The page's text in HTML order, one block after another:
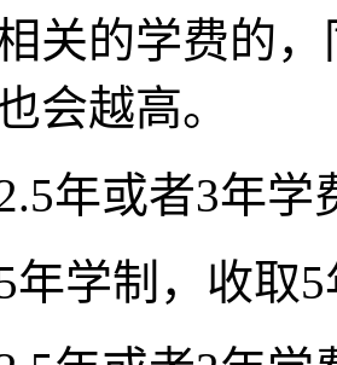
关的学费的
会越高。
年或者3年
年学制，收取